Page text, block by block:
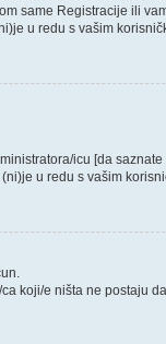
same Registracije ili
u redu s vašim
icu [da
u redu s vašim
koji/e ništa ne postaju